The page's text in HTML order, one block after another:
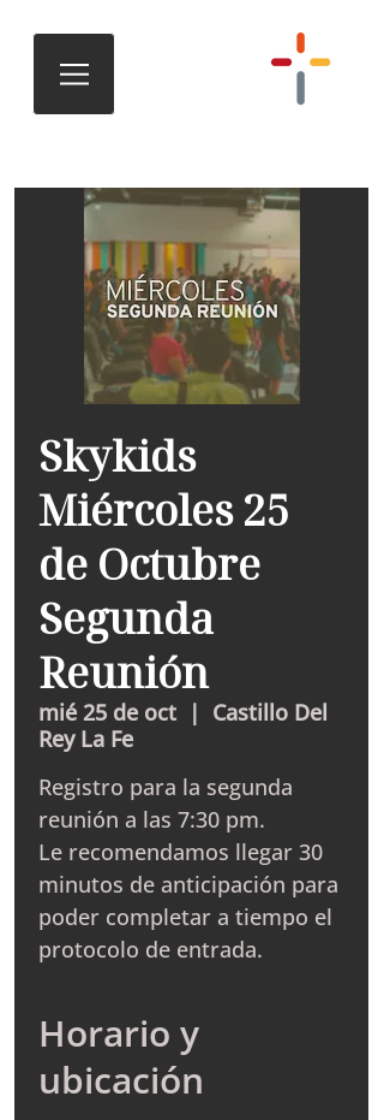
Skykids
Miércoles 25
de Octubre
Segunda
Reunión
mié 25 de oct
  |
Castillo Del
Rey La Fe
Registro para la segunda
reunión a las 7:30 pm.
Le recomendamos llegar 30
minutos de anticipación para
poder completar a tiempo el
protocolo de entrada.
Horario y
ubicación